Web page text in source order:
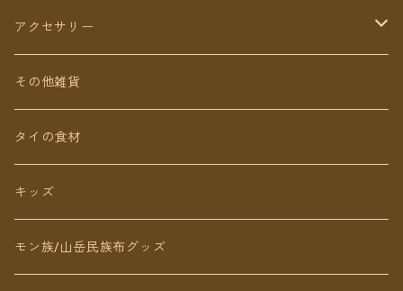
ショート丈
Baby&Kids
スカート
キッズ
アクセサリー
ピアス（イヤリング）
ネックレス
リング
ブレスレット
その他雑貨
タイの食材
キッズ
モン族/山岳民族布グッズ